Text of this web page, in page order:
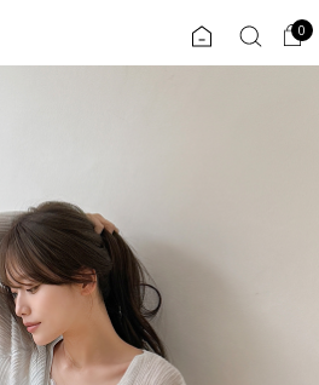
0
플러스핏
COMMUNITY
익스클루시브
0